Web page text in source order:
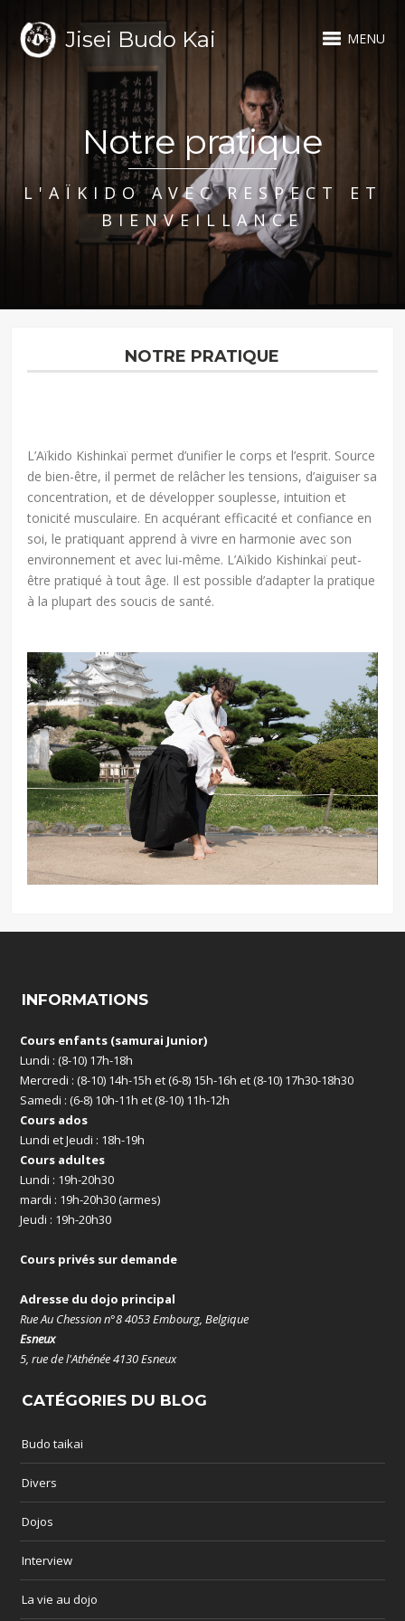
Jisei Budo Kai MENU
Notre pratique
L'AÏKIDO AVEC RESPECT ET
BIENVEILLANCE
NOTRE PRATIQUE
L’Aïkido Kishinkaï permet d’unifier le corps et l’esprit. Source
de bien-être, il permet de relâcher les tensions, d’aiguiser sa
concentration, et de développer souplesse, intuition et
tonicité musculaire. En acquérant efficacité et confiance en
soi, le pratiquant apprend à vivre en harmonie avec son
environnement et avec lui-même. L’Aïkido Kishinkaï peut-
être pratiqué à tout âge. Il est possible d’adapter la pratique
à la plupart des soucis de santé.
INFORMATIONS
Cours enfants (samurai Junior)
Lundi : (8-10) 17h-18h
Mercredi : (8-10) 14h-15h et (6-8) 15h-16h et (8-10) 17h30-18h30
Samedi : (6-8) 10h-11h et (8-10) 11h-12h
Cours ados
Lundi et Jeudi : 18h-19h
Cours adultes
Lundi : 19h-20h30
mardi : 19h-20h30 (armes)
Jeudi : 19h-20h30
Cours privés sur demande
Adresse du dojo principal
Rue Au Chession n°8 4053 Embourg, Belgique
Esneux
5, rue de l'Athénée 4130 Esneux
CATÉGORIES DU BLOG
Budo taikai
Divers
Dojos
Interview
La vie au dojo